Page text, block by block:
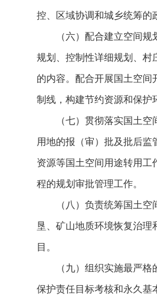
控、区域协调和城乡统筹的
（六）配合建立空间
规划、控制性详细规划、村
的内容。配合开展国土空
制线，构建节约资源和保护
（七）贯彻落实国土
用地的报（审）批及批后
资源等国土空间用途转用
程的规划审批管理工作。
（八）负责统筹国土
垦、矿山地质环境恢复治
目。
（九）组织实施最严
保护责任目标考核和永久基